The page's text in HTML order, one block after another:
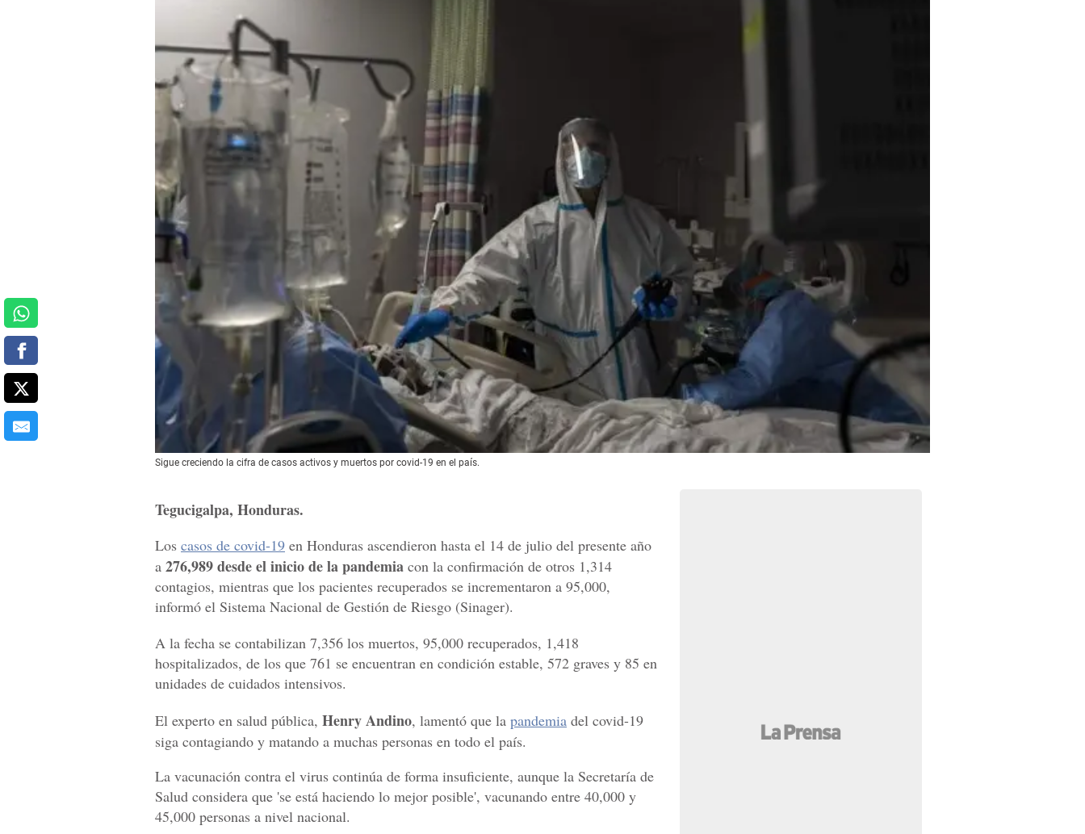
Sigue creciendo la cifra de casos activos y muertos por covid-19 en el país.
Tegucigalpa, Honduras.
Los casos de covid-19 en Honduras ascendieron hasta el 14 de julio del presente año
a 276,989 desde el inicio de la pandemia con la confirmación de otros 1,314
contagios, mientras que los pacientes recuperados se incrementaron a 95,000,
informó el Sistema Nacional de Gestión de Riesgo (Sinager).
A la fecha se contabilizan 7,356 los muertos, 95,000 recuperados, 1,418
hospitalizados, de los que 761 se encuentran en condición estable, 572 graves y 85 en
unidades de cuidados intensivos.
El experto en salud pública, Henry Andino, lamentó que la pandemia del covid-19
siga contagiando y matando a muchas personas en todo el país.
La vacunación contra el virus continúa de forma insuficiente, aunque la Secretaría de
Salud considera que 'se está haciendo lo mejor posible', vacunando entre 40,000 y
45,000 personas a nivel nacional.